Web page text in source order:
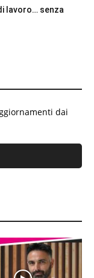
lavoro… senza
dai